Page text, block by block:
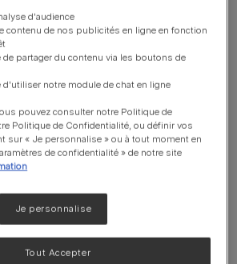
Teneur réduite en cuivre
pour réduire l’accumulation hépatique
en cuivre.
Haute concentration en énergie
pour aider à maintenir une balance
énergétique positive.
foie
d'audience
contenu de nos publicités en ligne en fonction
partager du contenu via les boutons de
notre module de chat en ligne
pouvez consulter notre Politique de
Politique de Confidentialité, ou définir vos
sur « Je personnalise » ou à tout moment en
de confidentialité » de notre site
Je personnalise
Tout Accepter